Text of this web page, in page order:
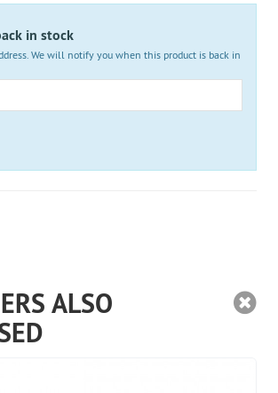
in stock
We will notify you when this product is back in
ALSO